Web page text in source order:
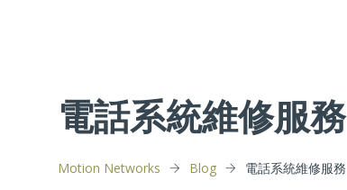
電話系統維修服務
Motion Networks Blog 電話系統維修服務